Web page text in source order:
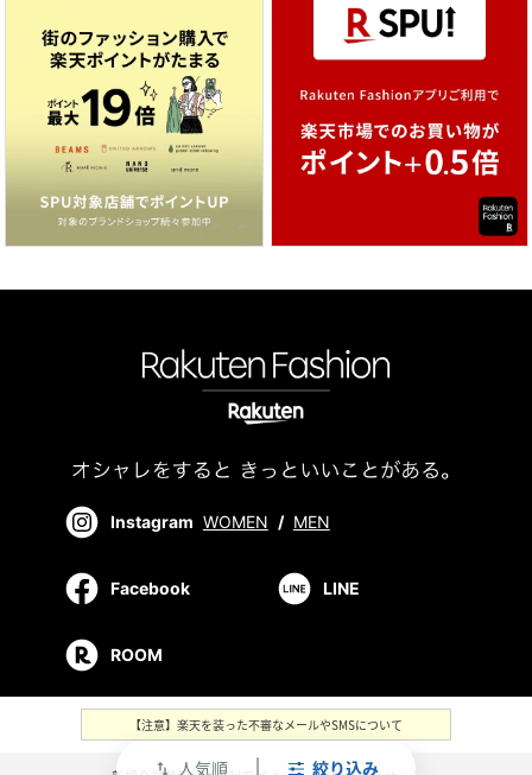
swap_vert 人気順 絞り込み
Instagram WOMEN / MEN
Facebook LINE
ROOM
【注意】楽天を装った不審なメールやSMSについて